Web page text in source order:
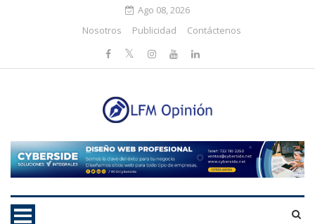
Ago 08, 2026
Nosotros
Publicidad Contáctenos